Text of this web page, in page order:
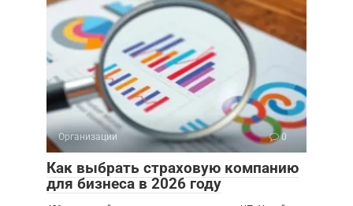
Организации 0
Как выбрать страховую компанию
для бизнеса в 2026 году